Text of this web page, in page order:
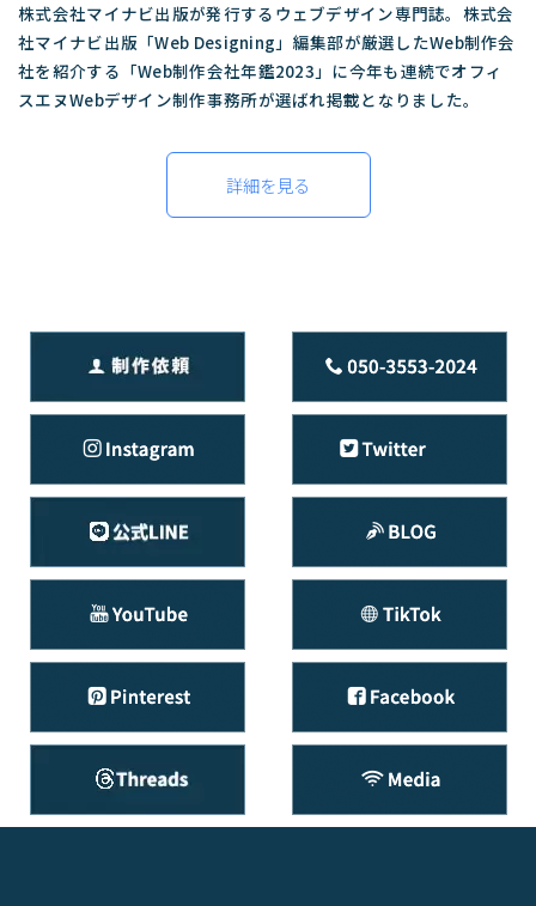
株式会社マイナビ出版が発行するウェブデザイン専門誌。株式会
社マイナビ出版「Web Designing」編集部が厳選したWeb制作会
社を紹介する「Web制作会社年鑑2023」に今年も連続でオフィ
スエヌWebデザイン制作事務所が選ばれ掲載となりました。
詳細を見る